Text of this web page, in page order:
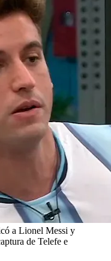
a Lionel Messi y
de Telefe e